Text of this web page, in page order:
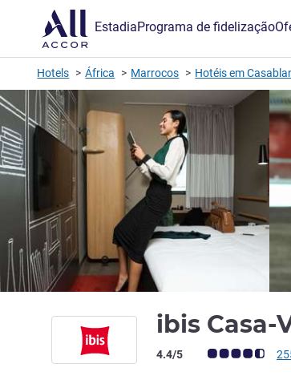
EstadiaPrograma de fidelização
Hotels África Marrocos Hotéis em
ibis Casa-
Nota clientes Avis
4.4/5